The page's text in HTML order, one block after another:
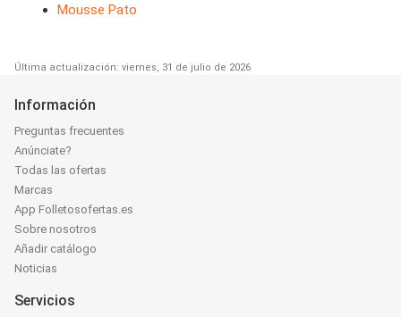
Mousse Pato
Última actualización: viernes, 31 de julio de 2026
Información
Preguntas frecuentes
Anúnciate?
Todas las ofertas
Marcas
App Folletosofertas.es
Sobre nosotros
Añadir catálogo
Noticias
Servicios